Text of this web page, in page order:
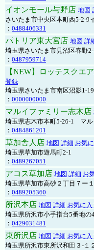
イオンモール与野店 地図
さいたま市中央区本町西5-2-9
： 0488406331
パトリア東大宮店 地図 詳
埼玉県さいたま市見沼区春野
： 0487959714
【NEW】ロッテスクエ
登録
埼玉県さいたま市南区沼影1-
： 0000000000
マルイファミリー志木店
埼玉県志木市本町5-26-1 マル
： 0484861201
草加舎人店 地図 詳細 お気
埼玉県草加市遊馬町2-1
： 0489267051
アコス草加店 地図 詳細 お
埼玉県草加市高砂２丁目７ー
： 0489205360
所沢本店 地図 詳細 お気に
埼玉県所沢市小手指台5番地の
： 0429031481
東所沢店 地図 詳細 お気に
埼玉県所沢市東所沢和田３-１